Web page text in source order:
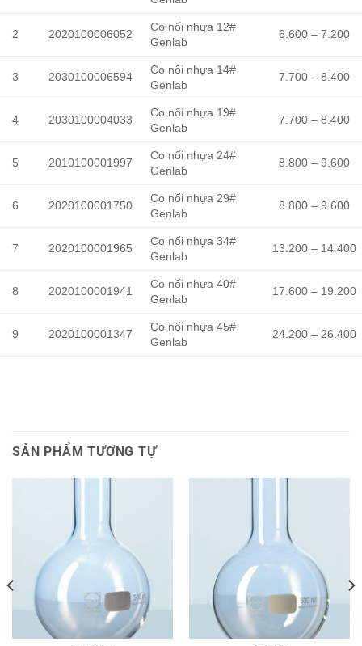
2 2020100006052
Co nối nhựa 12#
Genlab
6.600 – 7.200
3 2030100006594
Co nối nhựa 14#
Genlab
7.700 – 8.400
4 2030100004033
Co nối nhựa 19#
Genlab
7.700 – 8.400
5 2010100001997
Co nối nhựa 24#
Genlab
8.800 – 9.600
6 2020100001750
Co nối nhựa 29#
Genlab
8.800 – 9.600
7 2020100001965
Co nối nhựa 34#
Genlab
13.200 – 14.400
8 2020100001941
Co nối nhựa 40#
Genlab
17.600 – 19.200
9 2020100001347
Co nối nhựa 45#
Genlab
24.200 – 26.400
SẢN PHẨM TƯƠNG TỰ